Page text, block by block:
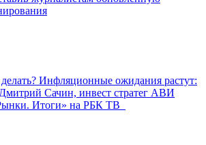
Инфляционные ожидания растут:
Сачин, инвест стратег АВИ
Итоги» на РБК ТВ